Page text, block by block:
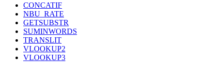
CONCATIF
NBU_RATE
GETSUBSTR
SUMINWORDS
TRANSLIT
VLOOKUP2
VLOOKUP3